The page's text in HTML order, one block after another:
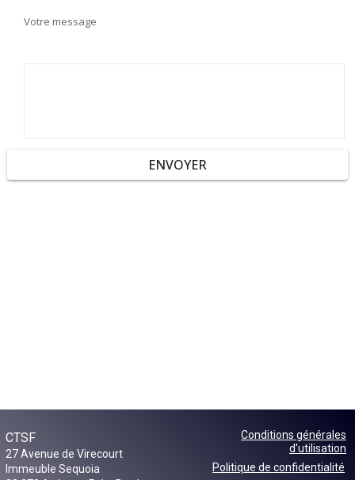
Votre message
ENVOYER
CTSF
27 Avenue de Virecourt
Immeuble Sequoia
Conditions générales
d'utilisation
Politique de confidentialité